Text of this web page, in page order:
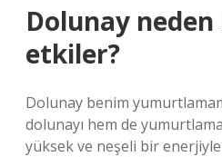
Dolunay neden
etkiler?
Dolunay benim
dolunayı hem de
yüksek ve neşeli bir